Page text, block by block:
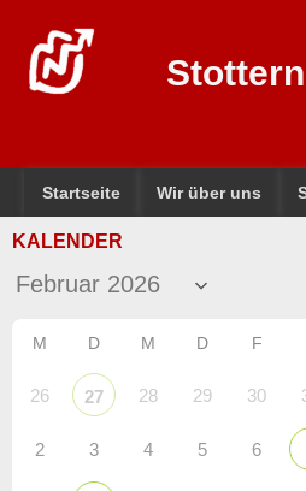
Startseite Wir über uns
KALENDER
M D M D F
26 27 28 29 30
2 3 4 5 6